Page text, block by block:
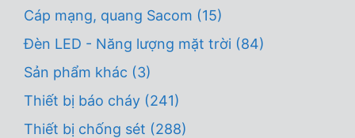
Cáp mạng, quang Sacom (15)
Đèn LED - Năng lượng mặt trời (84)
Sản phẩm khác (3)
Thiết bị báo cháy (241)
Thiết bị chống sét (288)